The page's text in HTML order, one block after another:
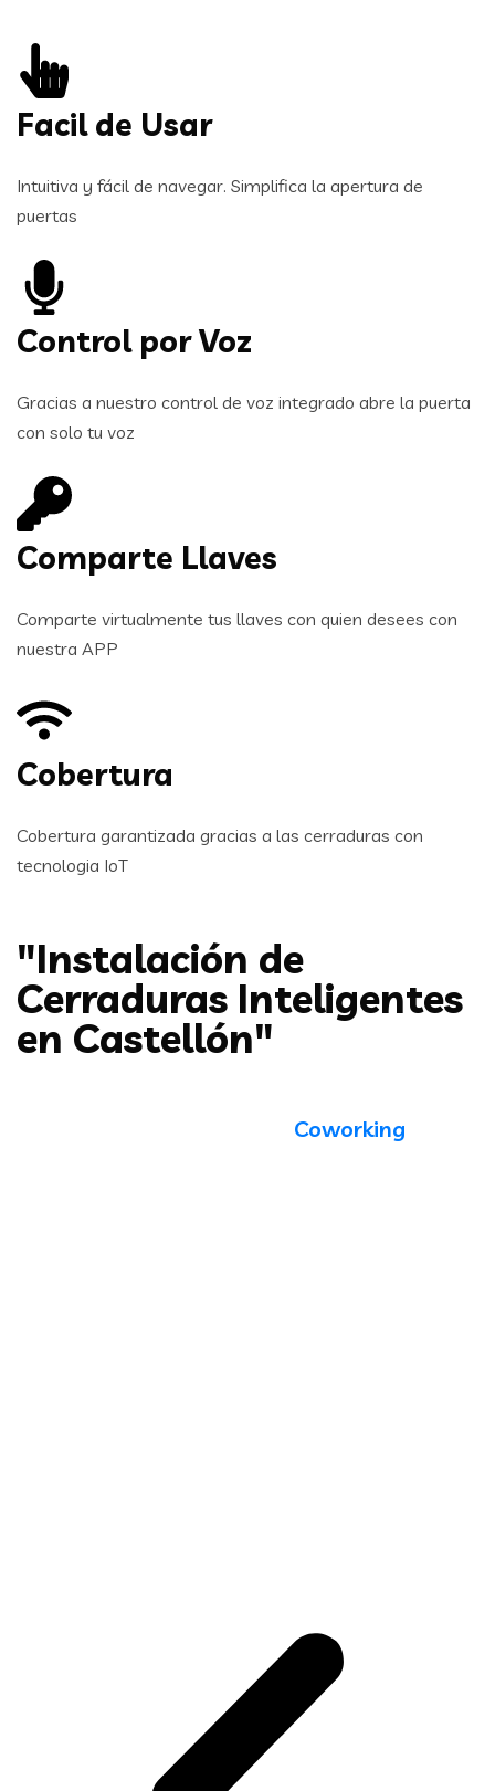
Facil de Usar
Intuitiva y fácil de navegar. Simplifica la apertura de
puertas
Control por Voz
Gracias a nuestro control de voz integrado abre la puerta
con solo tu voz
Comparte Llaves
Comparte virtualmente tus llaves con quien desees con
nuestra APP
Cobertura
Cobertura garantizada gracias a las cerraduras con
tecnologia IoT
"Instalación de
Cerraduras Inteligentes
en Castellón"
Coworking